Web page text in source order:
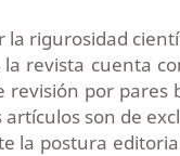
la rigurosidad
revista cuenta
por pares
son de
la postura